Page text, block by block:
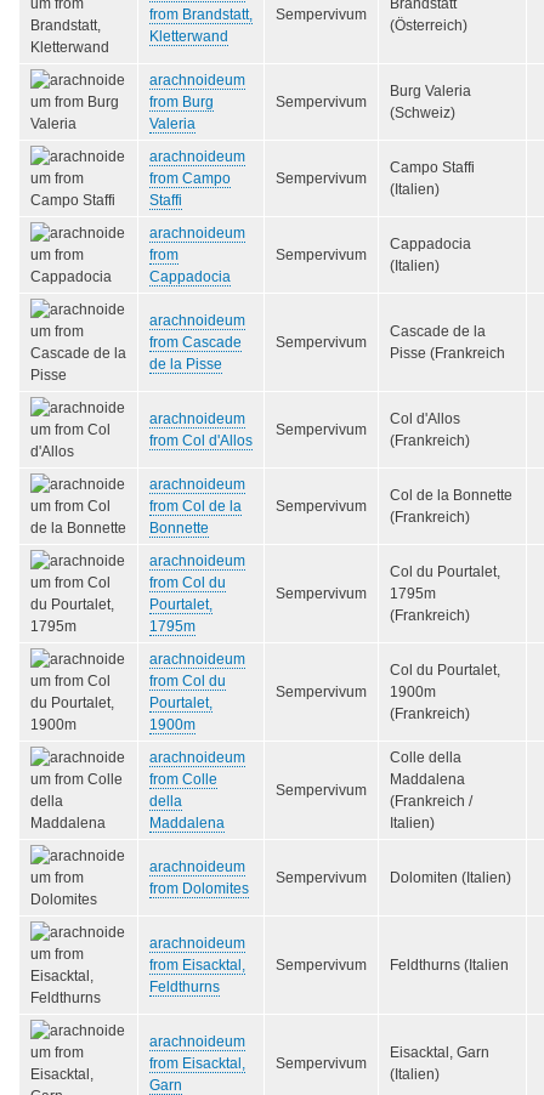
from Brandstatt,
Kletterwand
Sempervivum
(Österreich)
arachnoideum
from Burg
Valeria
Sempervivum
Burg Valeria
(Schweiz)
arachnoideum
from Campo
Staffi
Sempervivum
Campo Staffi
(Italien)
arachnoideum
from
Cappadocia
Sempervivum
Cappadocia
(Italien)
arachnoideum
from Cascade
de la Pisse
Sempervivum
Cascade de la
Pisse (Frankreich
arachnoideum
from Col d'Allos
Sempervivum
Col d'Allos
(Frankreich)
arachnoideum
from Col de la
Bonnette
Sempervivum
Col de la Bonnette
(Frankreich)
arachnoideum
from Col du
Pourtalet,
1795m
Sempervivum
Col du Pourtalet,
1795m
(Frankreich)
arachnoideum
from Col du
Pourtalet,
1900m
Sempervivum
Col du Pourtalet,
1900m
(Frankreich)
arachnoideum
from Colle
della
Maddalena
Sempervivum
Colle della
Maddalena
(Frankreich /
Italien)
arachnoideum
from Dolomites
Sempervivum Dolomiten (Italien)
arachnoideum
from Eisacktal,
Feldthurns
Sempervivum Feldthurns (Italien
arachnoideum
from Eisacktal,
Garn
Sempervivum
Eisacktal, Garn
(Italien)